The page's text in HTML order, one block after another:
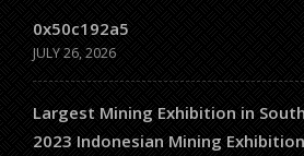
0x50c192a5
JULY 26, 2026
Largest Mining Exhibition in
2023 Indonesian Mining Exhibition